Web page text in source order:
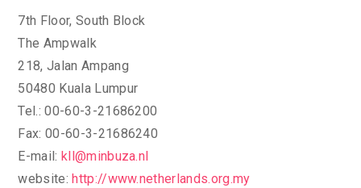
7th Floor, South Block
The Ampwalk
218, Jalan Ampang
50480 Kuala Lumpur
Tel.: 00-60-3-21686200
Fax: 00-60-3-21686240
E-mail: kll@minbuza.nl
website: http://www.netherlands.org.my